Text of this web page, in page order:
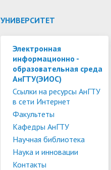
УНИВЕРСИТЕТ
Электронная
информационно -
образовательная среда
АнГТУ(ЭИОС)
Ссылки на ресурсы АнГТУ
в сети Интернет
Факультеты
Кафедры АнГТУ
Научная библиотека
Наука и инновации
Контакты